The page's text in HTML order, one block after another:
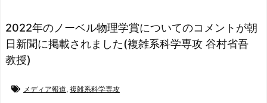
2022年のノーベル物理学賞についてのコメントが朝
日新聞に掲載されました(複雑系科学専攻 谷村省吾
教授)
メディア報道, 複雑系科学専攻